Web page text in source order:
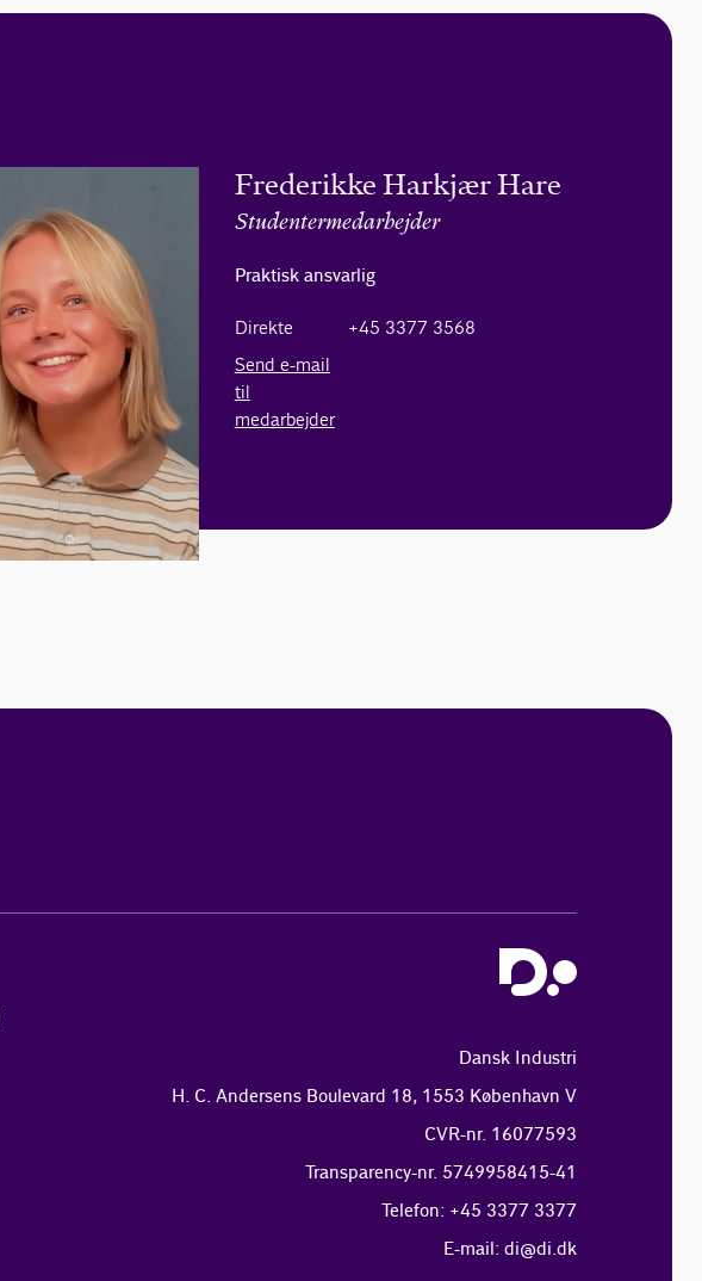
Frederikke Harkjær Hare
Studentermedarbejder
Praktisk ansvarlig
Direkte
+45 3377 3568
Send e-mail
til
medarbejder
Dansk Industri
H. C. Andersens Boulevard 18, 1553 København V
CVR-nr. 16077593
Transparency-nr. 5749958415-41
Telefon: +45 3377 3377
E-mail: di@di.dk